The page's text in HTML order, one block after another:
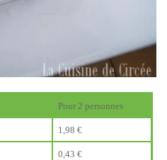
Pour 2 personnes
1,98 €
0,43 €